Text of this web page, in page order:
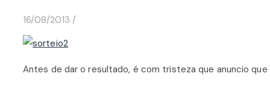
16/08/2013 /
Antes de dar o resultado, é com tristeza que anuncio